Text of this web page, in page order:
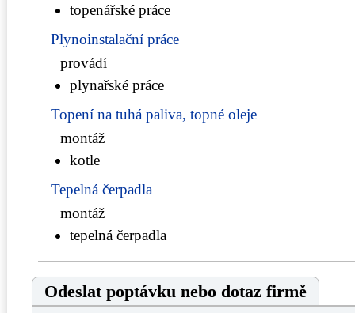
topenářské práce
Plynoinstalační práce
provádí
plynařské práce
Topení na tuhá paliva, topné oleje
montáž
kotle
Tepelná čerpadla
montáž
tepelná čerpadla
Odeslat poptávku nebo dotaz firmě